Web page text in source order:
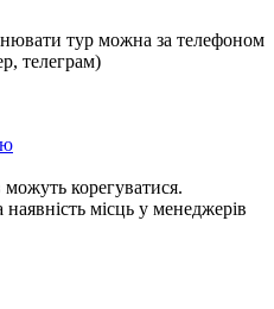
тур можна за телефоном
телеграм)
можуть корегуватися.
місць у менеджерів